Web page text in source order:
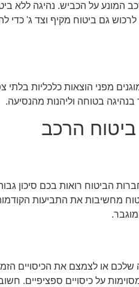
המונע על הכביש. נהיגה ללא
גם ביטוח מקיף וצד ג' כדי
מפני הוצאות כלכליות בלתי
בטוחה וליהנות מהנסיעה.
הרכב
הביטוח רואות בכם סיכון
מחשיבות את התביעות הקודמות
או לצמצם את הכיסויים
על כיסויים ספציפיים.